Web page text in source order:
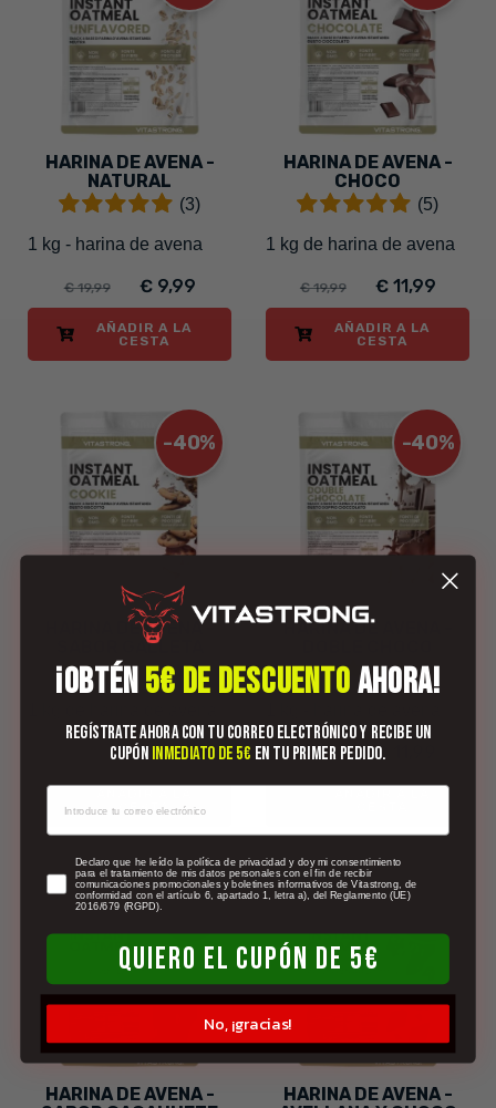
HARINA DE AVENA -
NATURAL
(3)
1 kg - harina de avena
€ 19,99 € 9,99
AÑADIR A LA
CESTA
HARINA DE AVENA -
CHOCO
(5)
1 kg de harina de avena
€ 19,99 € 11,99
AÑADIR A LA
CESTA
-40%
HARINA DE AVENA -
SABOR GALLETA
(9)
€ 11,99
CESTA
-40%
HARINA DE AVENA -
(9)
€ 19,99 € 11,99
-40%
HARINA DE AVENA -
-40%
HARINA DE AVENA -
¡OBTÉN5€ DE DESCUENTOAHORA!
Regístrate ahora con tu correo electrónico y recibe un
cupón inmediato de 5€ en tu primer pedido.
newsletterDeclaro que he leído la política de privacidad y doy mi consentimiento
para el tratamiento de mis datos personales con el fin de recibir
comunicaciones promocionales y boletines informativos de Vitastrong, de
conformidad con el artículo 6, apartado 1, letra a), del Reglamento (UE)
2016/679 (RGPD).
QUIERO EL CUPÓN DE 5€
No, ¡gracias!